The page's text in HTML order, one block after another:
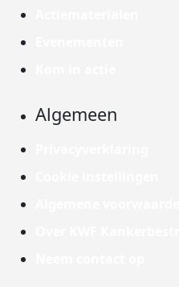
Algemeen